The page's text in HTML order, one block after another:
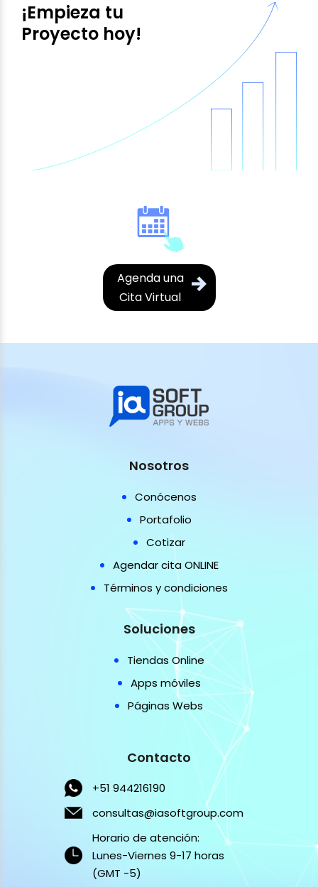
¡Empieza tu
Proyecto hoy!
Agenda una
Cita Virtual
Nosotros
Conócenos
Portafolio
Cotizar
Agendar cita ONLINE
Términos y condiciones
Soluciones
Tiendas Online
Apps móviles
Páginas Webs
Contacto
+51 944216190
consultas@iasoftgroup.com
Horario de atención:
Lunes-Viernes 9-17 horas
(GMT -5)